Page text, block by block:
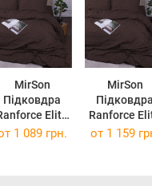
MirSon
Підковдра
Elite
17-0624
MirSon
Ranforce
17-0624
1 089 грн. от 1 159